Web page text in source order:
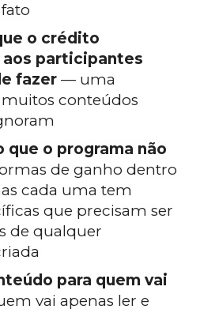
o crédito
participantes
fazer — uma
conteúdos
que o programa não
de ganho dentro
cada uma tem
que precisam ser
de qualquer
para quem vai
vai apenas ler e